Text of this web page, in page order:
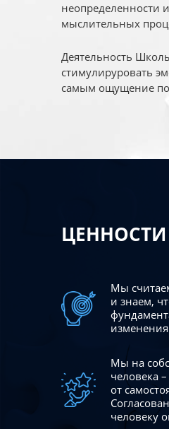
неопределенности
мыслительных
Деятельность
стимулируровать
самым ощущение
ЦЕННОСТИ
Мы
и знаем,
Мы на
человека
от
человеку